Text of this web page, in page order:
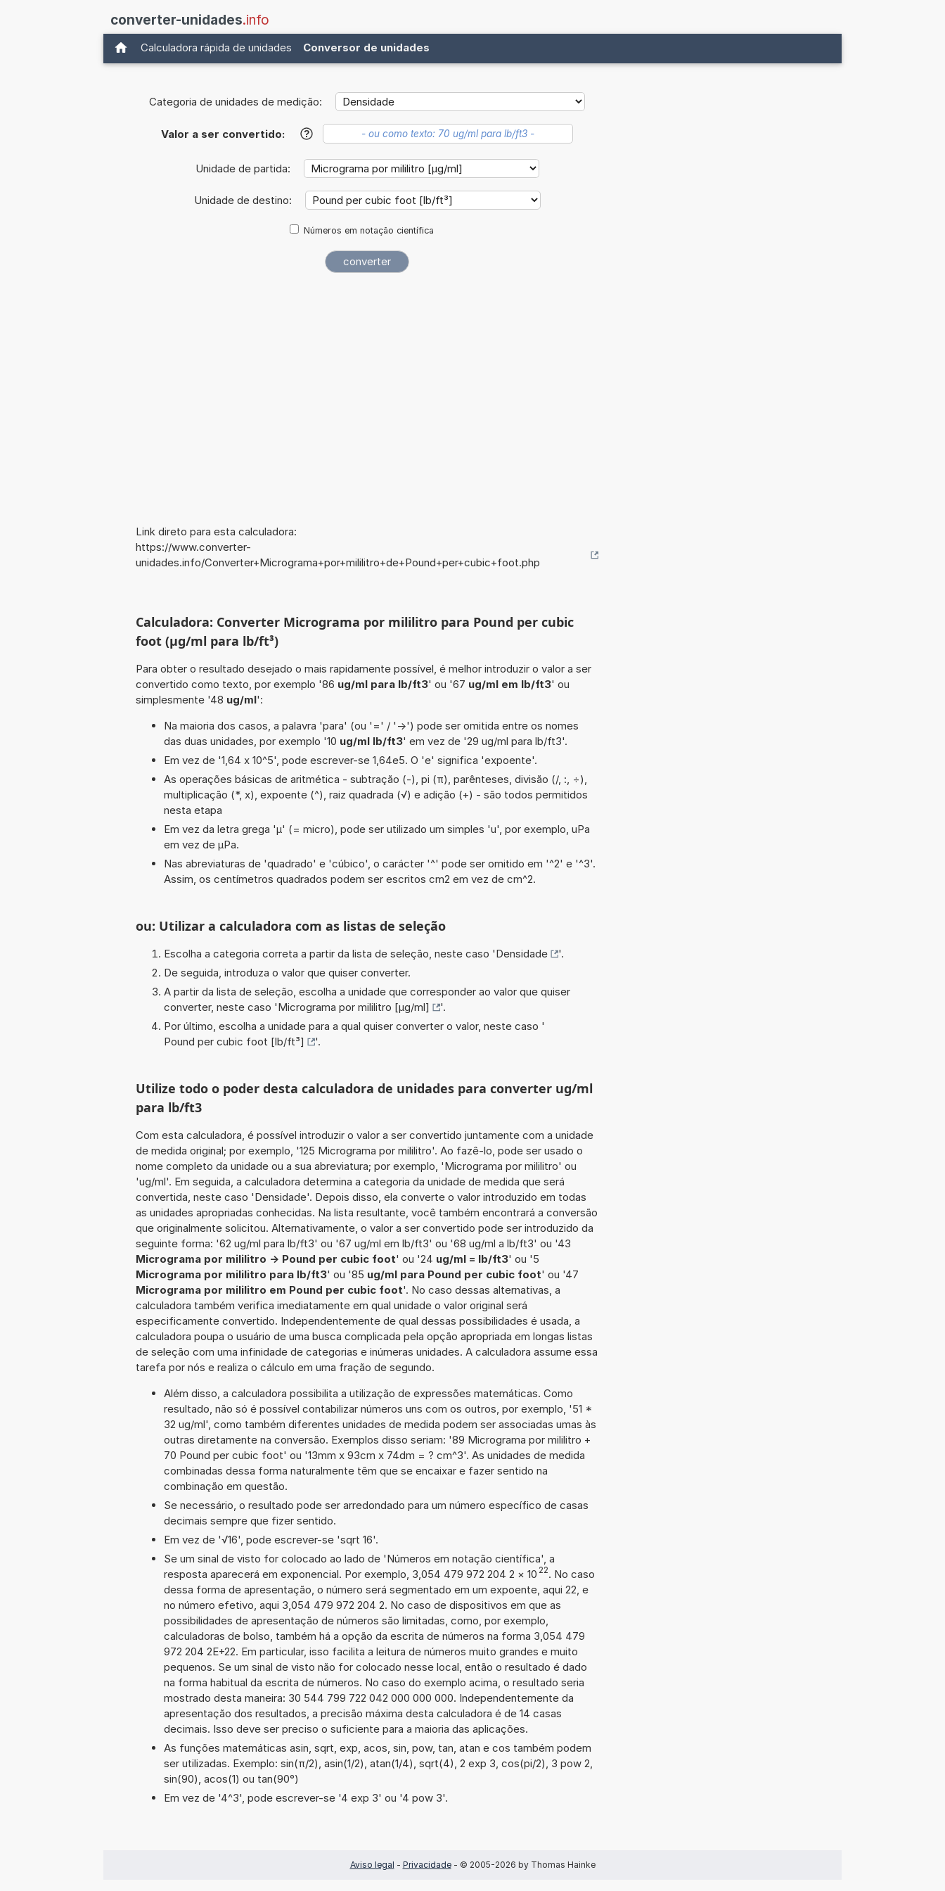
converter-unidades.info
Calculadora rápida de unidades Conversor de unidades
Categoria de unidades de medição:
Valor a ser convertido: ?
Unidade de partida:
Unidade de destino:
Números em notação científica
Link direto para esta calculadora:
https://www.converter-
unidades.info/Converter+Micrograma+por+mililitro+de+Pound+per+cubic+foot.php
Calculadora: Converter Micrograma por mililitro para Pound per cubic
foot (µg/ml para lb/ft³)
Para obter o resultado desejado o mais rapidamente possível, é melhor introduzir o valor a ser
convertido como texto, por exemplo '86 ug/ml para lb/ft3' ou '67 ug/ml em lb/ft3' ou
simplesmente '48 ug/ml':
Na maioria dos casos, a palavra 'para' (ou '=' / '->') pode ser omitida entre os nomes
das duas unidades, por exemplo '10 ug/ml lb/ft3' em vez de '29 ug/ml para lb/ft3'.
Em vez de '1,64 x 10^5', pode escrever-se 1,64e5. O 'e' significa 'expoente'.
As operações básicas de aritmética - subtração (-), pi (π), parênteses, divisão (/, :, ÷),
multiplicação (*, x), expoente (^), raiz quadrada (√) e adição (+) - são todos permitidos
nesta etapa
Em vez da letra grega 'µ' (= micro), pode ser utilizado um simples 'u', por exemplo, uPa
em vez de µPa.
Nas abreviaturas de 'quadrado' e 'cúbico', o carácter '^' pode ser omitido em '^2' e '^3'.
Assim, os centímetros quadrados podem ser escritos cm2 em vez de cm^2.
ou: Utilizar a calculadora com as listas de seleção
Escolha a categoria correta a partir da lista de seleção, neste caso 'Densidade
'.
De seguida, introduza o valor que quiser converter.
A partir da lista de seleção, escolha a unidade que corresponder ao valor que quiser
converter, neste caso 'Micrograma por mililitro [µg/ml]
'.
Por último, escolha a unidade para a qual quiser converter o valor, neste caso '
Pound per cubic foot [lb/ft³]
'.
Utilize todo o poder desta calculadora de unidades para converter ug/ml
para lb/ft3
Com esta calculadora, é possível introduzir o valor a ser convertido juntamente com a unidade
de medida original; por exemplo, '125 Micrograma por mililitro'. Ao fazê-lo, pode ser usado o
nome completo da unidade ou a sua abreviatura; por exemplo, 'Micrograma por mililitro' ou
'ug/ml'. Em seguida, a calculadora determina a categoria da unidade de medida que será
convertida, neste caso 'Densidade'. Depois disso, ela converte o valor introduzido em todas
as unidades apropriadas conhecidas. Na lista resultante, você também encontrará a conversão
que originalmente solicitou. Alternativamente, o valor a ser convertido pode ser introduzido da
seguinte forma: '62 ug/ml para lb/ft3' ou '67 ug/ml em lb/ft3' ou '68 ug/ml a lb/ft3' ou '43
Micrograma por mililitro -> Pound per cubic foot' ou '24 ug/ml = lb/ft3' ou '5
Micrograma por mililitro para lb/ft3' ou '85 ug/ml para Pound per cubic foot' ou '47
Micrograma por mililitro em Pound per cubic foot'. No caso dessas alternativas, a
calculadora também verifica imediatamente em qual unidade o valor original será
especificamente convertido. Independentemente de qual dessas possibilidades é usada, a
calculadora poupa o usuário de uma busca complicada pela opção apropriada em longas listas
de seleção com uma infinidade de categorias e inúmeras unidades. A calculadora assume essa
tarefa por nós e realiza o cálculo em uma fração de segundo.
Além disso, a calculadora possibilita a utilização de expressões matemáticas. Como
resultado, não só é possível contabilizar números uns com os outros, por exemplo, '51 *
32 ug/ml', como também diferentes unidades de medida podem ser associadas umas às
outras diretamente na conversão. Exemplos disso seriam: '89 Micrograma por mililitro +
70 Pound per cubic foot' ou '13mm x 93cm x 74dm = ? cm^3'. As unidades de medida
combinadas dessa forma naturalmente têm que se encaixar e fazer sentido na
combinação em questão.
Se necessário, o resultado pode ser arredondado para um número específico de casas
decimais sempre que fizer sentido.
Em vez de '√16', pode escrever-se 'sqrt 16'.
Se um sinal de visto for colocado ao lado de 'Números em notação científica', a
resposta aparecerá em exponencial. Por exemplo, 3,054 479 972 204 2 × 10 22. No caso
dessa forma de apresentação, o número será segmentado em um expoente, aqui 22, e
no número efetivo, aqui 3,054 479 972 204 2. No caso de dispositivos em que as
possibilidades de apresentação de números são limitadas, como, por exemplo,
calculadoras de bolso, também há a opção da escrita de números na forma 3,054 479
972 204 2E+22. Em particular, isso facilita a leitura de números muito grandes e muito
pequenos. Se um sinal de visto não for colocado nesse local, então o resultado é dado
na forma habitual da escrita de números. No caso do exemplo acima, o resultado seria
mostrado desta maneira: 30 544 799 722 042 000 000 000. Independentemente da
apresentação dos resultados, a precisão máxima desta calculadora é de 14 casas
decimais. Isso deve ser preciso o suficiente para a maioria das aplicações.
As funções matemáticas asin, sqrt, exp, acos, sin, pow, tan, atan e cos também podem
ser utilizadas. Exemplo: sin(π/2), asin(1/2), atan(1/4), sqrt(4), 2 exp 3, cos(pi/2), 3 pow 2,
sin(90), acos(1) ou tan(90°)
Em vez de '4^3', pode escrever-se '4 exp 3' ou '4 pow 3'.
Aviso legal - Privacidade- © 2005-2026 by Thomas Hainke